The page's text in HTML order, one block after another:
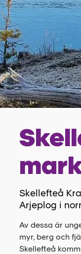
Skellefteå
Arjeplog i
Av dessa är
myr, berg och
Skellefteå